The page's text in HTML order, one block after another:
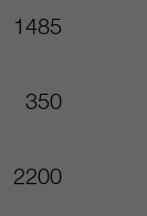
1485
350
2200